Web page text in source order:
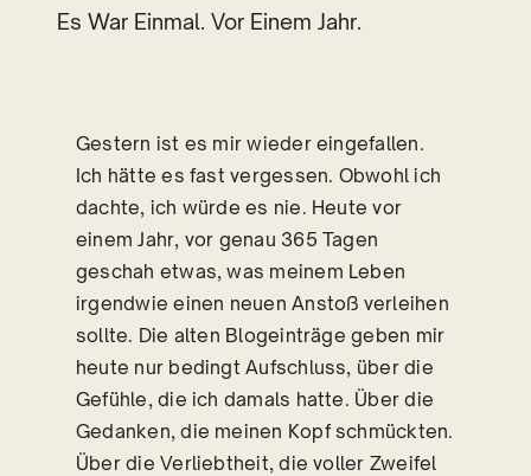
Es War Einmal. Vor Einem Jahr.
Gestern ist es mir wieder eingefallen.
Ich hätte es fast vergessen. Obwohl ich
dachte, ich würde es nie. Heute vor
einem Jahr, vor genau 365 Tagen
geschah etwas, was meinem Leben
irgendwie einen neuen Anstoß verleihen
sollte. Die alten Blogeinträge geben mir
heute nur bedingt Aufschluss, über die
Gefühle, die ich damals hatte. Über die
Gedanken, die meinen Kopf schmückten.
Über die Verliebtheit, die voller Zweifel